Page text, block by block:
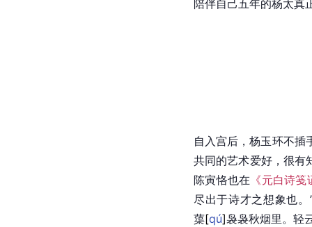
陪伴自己五年的杨太真
自入宫后，杨玉环不插
共同的艺术爱好，很有
陈寅恪也在 《元白诗笺
尽出于诗才之想象也。
蕖[qú]袅袅秋烟里。轻